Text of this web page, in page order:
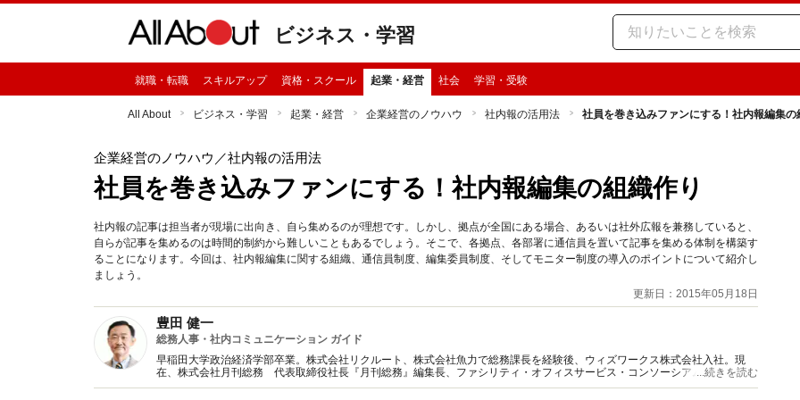
ビジネス・学習
就職・転職 スキルアップ 資格・スクール 起業・経営 社会 学習・受験
All About ビジネス・学習 起業・経営 企業経営のノウハウ 社内報の活用法 社員を巻き込みファンにする！社内報編集の
企業経営のノウハウ ／社内報の活用法
社員を巻き込みファンにする！社内報編集の組織作り
社内報の記事は担当者が現場に出向き、自ら集めるのが理想です。しかし、拠点が全国にある場合、あるいは社外広報を兼務していると、
自らが記事を集めるのは時間的制約から難しいこともあるでしょう。そこで、各拠点、各部署に通信員を置いて記事を集める体制を構築す
ることになります。今回は、社内報編集に関する組織、通信員制度、編集委員制度、そしてモニター制度の導入のポイントについて紹介し
ましょう。
更新日：2015年05月18日
豊田 健一
総務人事・社内コミュニケーション ガイド
早稲田大学政治経済学部卒業。株式会社リクルート、株式会社魚力で総務課長を経験後、ウィズワークス株式会社入社。現
在、株式会社月刊総務 代表取締役社長『月刊総務』編集長、ファシリティ・オフィスサービス・コンソーシアム理事、総務
育成大学校主席講師。総務経験を生かした総務と営業のコンサルや講演など多数。
...続きを読む